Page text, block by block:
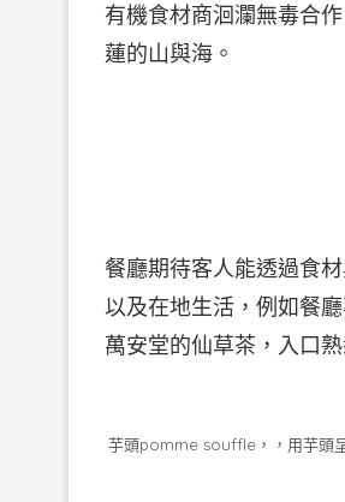
有機食材商洄瀾無毒合
蓮的山與海。
餐廳期待客人能透過食
以及在地生活，例如餐
萬安堂的仙草茶，入口
芋頭pomme souffle，，用芋頭